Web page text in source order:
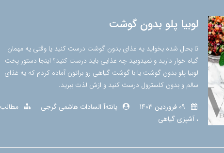
لوبیا پلو بدون گوشت
تا بحال شده بخواید یه غذای بدون گوشت درست کنید یا وقتی یه مهمان
گیاه خوار دارید و نمیدونید چه غذایی باید درست کنید؟ اینجا دستور پخت
لوبیا پلو بدون گوشت یا با گوشت گیاهی رو براتون آماده کردم که یه غذای
سالم و بدون کلسترول درست کنید و ازش لذت ببرید.
پانته‌آ السادات هاشمی گرجی
مطالب
آشپزی گیاهی